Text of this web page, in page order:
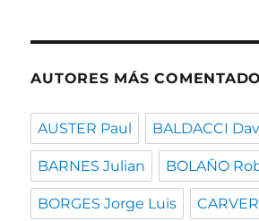
AUTORES MÁS
AUSTER Paul BALDACCI
BARNES Julian BOLAÑO
BORGES Jorge Luis